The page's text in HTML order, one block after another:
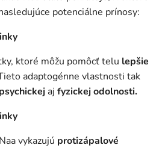
potenciálne prínosy:
ktoré môžu pomôcť telu lepšie
adaptogénne vlastnosti tak
psychickej aj fyzickej odolnosti.
vykazujú protizápalové